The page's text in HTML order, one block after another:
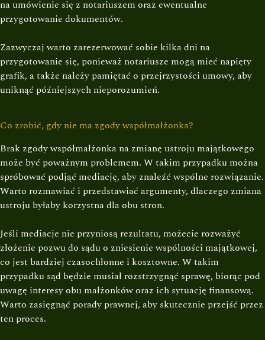
na umówienie się z notariuszem oraz ewentualne
przygotowanie dokumentów.
Zazwyczaj warto zarezerwować sobie kilka dni na
przygotowanie się, ponieważ notariusze mogą mieć napięty
grafik, a także należy pamiętać o przejrzystości umowy, aby
uniknąć późniejszych nieporozumień.
Co zrobić, gdy nie ma zgody współmałżonka?
Brak zgody współmałżonka na zmianę ustroju majątkowego
może być poważnym problemem. W takim przypadku można
spróbować podjąć mediację, aby znaleźć wspólne rozwiązanie.
Warto rozmawiać i przedstawiać argumenty, dlaczego zmiana
ustroju byłaby korzystna dla obu stron.
Jeśli mediacje nie przyniosą rezultatu, możecie rozważyć
złożenie pozwu do sądu o zniesienie wspólności majątkowej,
co jest bardziej czasochłonne i kosztowne. W takim
przypadku sąd będzie musiał rozstrzygnąć sprawę, biorąc pod
uwagę interesy obu małżonków oraz ich sytuację finansową.
Warto zasięgnąć porady prawnej, aby skutecznie przejść przez
ten proces.